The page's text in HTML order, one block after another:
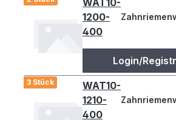
WAT10-
1200-
400
Login/
3 Stück
WAT10-
1210-
400